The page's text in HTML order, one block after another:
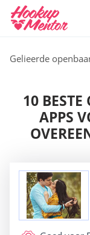
Gelieerde
10
APPS